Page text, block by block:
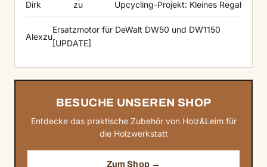
Dirk zu Upcycling-Projekt: Kleines Regal
Alexzu
Ersatzmotor für DeWalt DW50 und DW1150
[UPDATE]
BESUCHE UNSEREN SHOP
Entdecke das praktische Zubehör von Holz&Leim für
die Holzwerkstatt
Zum Shop →